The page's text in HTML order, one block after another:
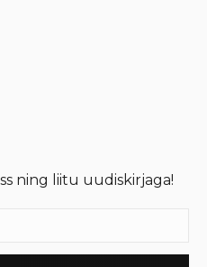
ning liitu uudiskirjaga!